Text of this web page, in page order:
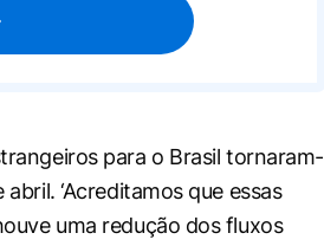
para o Brasil ‌tornaram-
‘Acreditamos que essas
uma redução dos fluxos